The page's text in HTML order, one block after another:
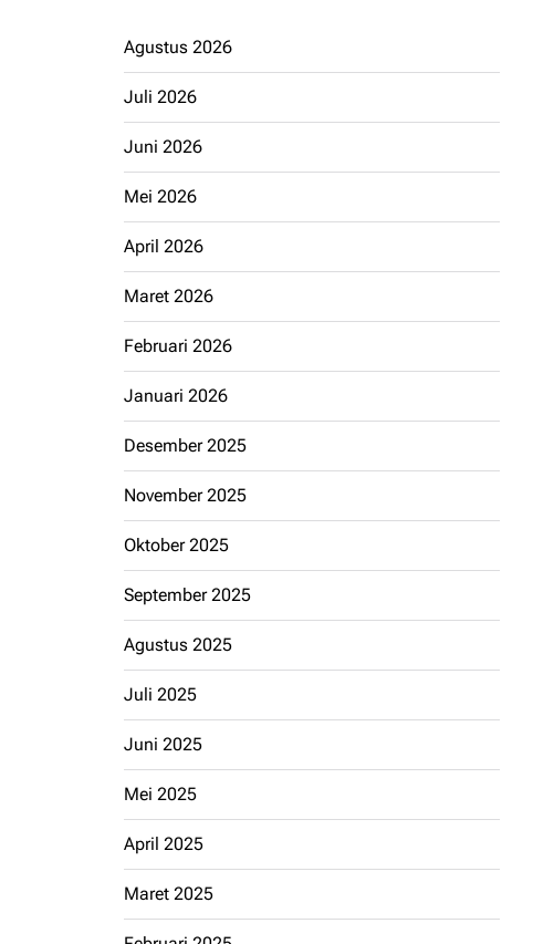
Agustus 2026
Juli 2026
Juni 2026
Mei 2026
April 2026
Maret 2026
Februari 2026
Januari 2026
Desember 2025
November 2025
Oktober 2025
September 2025
Agustus 2025
Juli 2025
Juni 2025
Mei 2025
April 2025
Maret 2025